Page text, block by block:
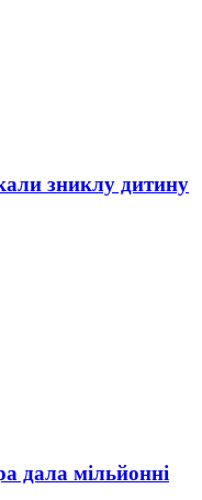
зниклу дитину
дала мільйонні